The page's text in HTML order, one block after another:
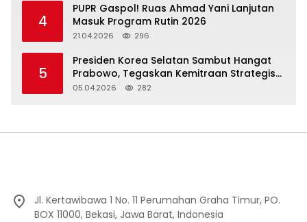
4
‎PUPR Gaspol! Ruas Ahmad Yani Lanjutan
Masuk Program Rutin 2026
21.04.2026 296
5
Presiden Korea Selatan Sambut Hangat
Prabowo, Tegaskan Kemitraan Strategis
Komprehensif
05.04.2026 282
Jl. Kertawibawa 1 No. 11 Perumahan Graha Timur, PO.
BOX 11000, Bekasi, Jawa Barat, Indonesia